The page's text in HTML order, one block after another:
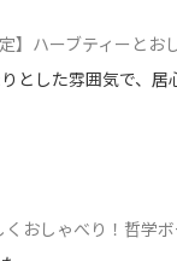
ブティーとおしゃべりを楽しむ
とした雰囲気で、
くおしゃべり！哲学